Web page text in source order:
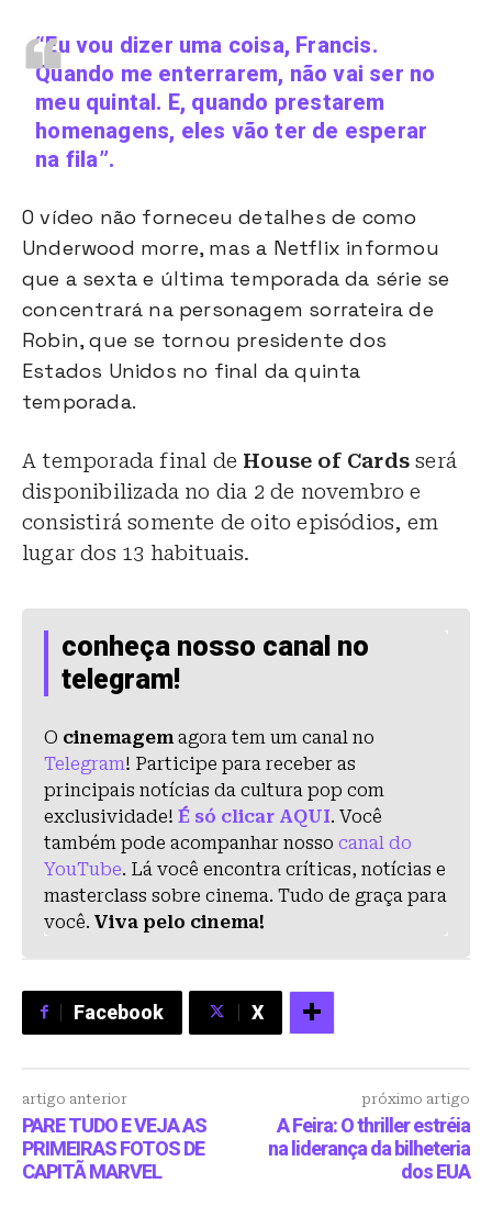
“Eu vou dizer uma coisa, Francis.
Quando me enterrarem, não vai ser no
meu quintal. E, quando prestarem
homenagens, eles vão ter de esperar
na fila”.
O vídeo não forneceu detalhes de como
Underwood morre, mas a Netflix informou
que a sexta e última temporada da série se
concentrará na personagem sorrateira de
Robin, que se tornou presidente dos
Estados Unidos no final da quinta
temporada.
A temporada final de House of Cards será
disponibilizada no dia 2 de novembro e
consistirá somente de oito episódios, em
lugar dos 13 habituais.
conheça nosso canal no
telegram!
O cinemagem agora tem um canal no
Telegram! Participe para receber as
principais notícias da cultura pop com
exclusividade! É só clicar AQUI. Você
também pode acompanhar nosso canal do
YouTube. Lá você encontra críticas, notícias e
masterclass sobre cinema. Tudo de graça para
você. Viva pelo cinema!
Facebook X
artigo anterior
PARE TUDO E VEJA AS
PRIMEIRAS FOTOS DE
CAPITÃ MARVEL
próximo artigo
A Feira: O thriller estréia
na liderança da bilheteria
dos EUA